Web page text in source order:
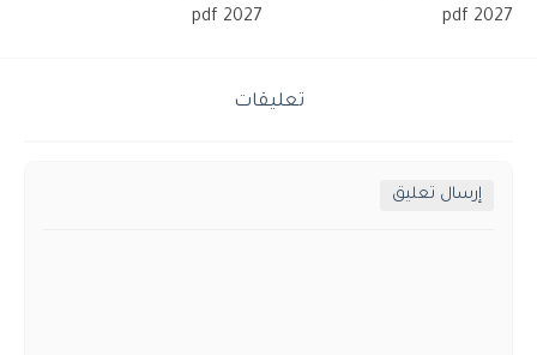
2027 pdf
2027 pdf
تعليقات
إرسال تعليق